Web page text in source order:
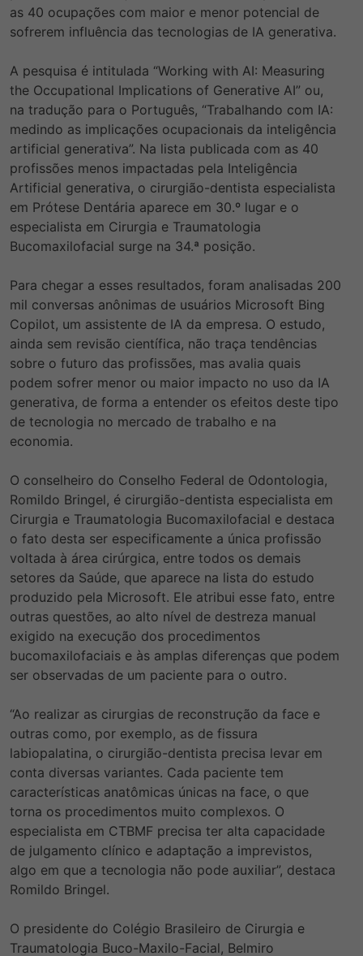
as 40 ocupações com maior e menor potencial de
sofrerem influência das tecnologias de IA generativa.
A pesquisa é intitulada “Working with AI: Measuring
the Occupational Implications of Generative AI” ou,
na tradução para o Português, “Trabalhando com IA:
medindo as implicações ocupacionais da inteligência
artificial generativa”. Na lista publicada com as 40
profissões menos impactadas pela Inteligência
Artificial generativa, o cirurgião-dentista especialista
em Prótese Dentária aparece em 30.º lugar e o
especialista em Cirurgia e Traumatologia
Bucomaxilofacial surge na 34.ª posição.
Para chegar a esses resultados, foram analisadas 200
mil conversas anônimas de usuários Microsoft Bing
Copilot, um assistente de IA da empresa. O estudo,
ainda sem revisão científica, não traça tendências
sobre o futuro das profissões, mas avalia quais
podem sofrer menor ou maior impacto no uso da IA
generativa, de forma a entender os efeitos deste tipo
de tecnologia no mercado de trabalho e na
economia.
O conselheiro do Conselho Federal de Odontologia,
Romildo Bringel, é cirurgião-dentista especialista em
Cirurgia e Traumatologia Bucomaxilofacial e destaca
o fato desta ser especificamente a única profissão
voltada à área cirúrgica, entre todos os demais
setores da Saúde, que aparece na lista do estudo
produzido pela Microsoft. Ele atribui esse fato, entre
outras questões, ao alto nível de destreza manual
exigido na execução dos procedimentos
bucomaxilofaciais e às amplas diferenças que podem
ser observadas de um paciente para o outro.
“Ao realizar as cirurgias de reconstrução da face e
outras como, por exemplo, as de fissura
labiopalatina, o cirurgião-dentista precisa levar em
conta diversas variantes. Cada paciente tem
características anatômicas únicas na face, o que
torna os procedimentos muito complexos. O
especialista em CTBMF precisa ter alta capacidade
de julgamento clínico e adaptação a imprevistos,
algo em que a tecnologia não pode auxiliar”, destaca
Romildo Bringel.
O presidente do Colégio Brasileiro de Cirurgia e
Traumatologia Buco-Maxilo-Facial, Belmiro